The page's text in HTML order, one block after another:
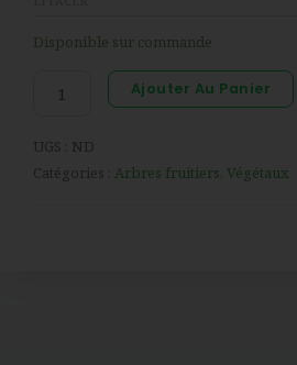
Disponible sur commande
Ajouter Au Panier
UGS : ND
Catégories : Arbres fruitiers Végétaux